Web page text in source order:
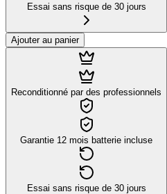
Essai sans risque de 30 jours
Ajouter au panier
Reconditionné par des professionnels
Garantie 12 mois batterie incluse
Essai sans risque de 30 jours